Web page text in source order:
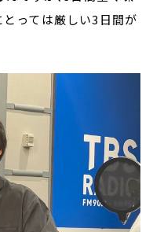
っては厳しい3日間が